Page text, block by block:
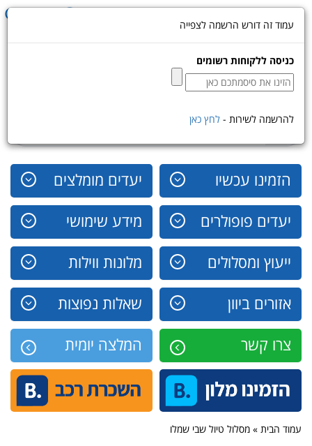
האתר המקצועי בישראל ליעוץ, תכנון
הזמינו עכשיו יעדים מומלצים
יעדים פופולרים מידע שימושי
ייעוץ ומסלולים מלונות ווילות
אזורים ביוון שאלות נפוצות
צרו קשר המלצה יומית
Toggle
navigation
עמוד זה דורש הרשמה לצפייה
כניסה ללקוחות רשומים
להרשמה לשירות - לחץ כאן
עמוד הבית » מסלול טיול שבי שמלו